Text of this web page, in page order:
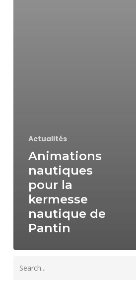
Actualités
Animations
nautiques
pour la
kermesse
nautique de
Pantin